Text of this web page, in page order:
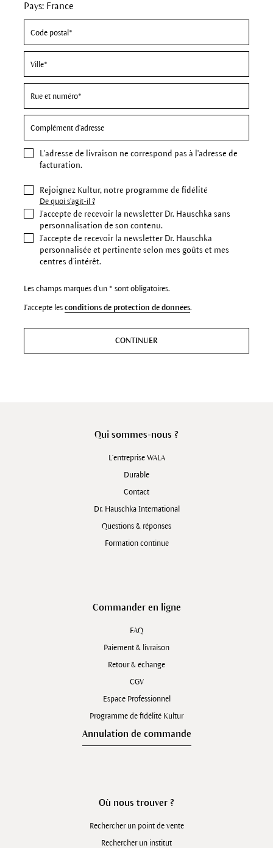
Pays: France
L'adresse de livraison ne correspond pas à l'adresse de
facturation.
Rejoignez Kultur, notre programme de fidélité
De quoi s'agit-il ?
J’accepte de recevoir la newsletter Dr. Hauschka sans
personnalisation de son contenu.
J’accepte de recevoir la newsletter Dr. Hauschka
personnalisée et pertinente selon mes goûts et mes
centres d’intérêt.
Les champs marqués d'un * sont obligatoires.
J'accepte les conditions de protection de données.
CONTINUER
Qui sommes-nous ?
L'entreprise WALA
Durable
Contact
Dr. Hauschka International
Questions & réponses
Formation continue
Commander en ligne
FAQ
Paiement & livraison
Retour & échange
CGV
Espace Professionnel
Programme de fidélité Kultur
Annulation de commande
Où nous trouver ?
Rechercher un point de vente
Rechercher un institut